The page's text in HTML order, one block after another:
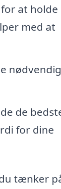
at holde
med at
de
for dine
tænker